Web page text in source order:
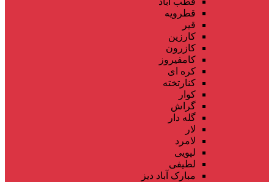
قطرویه
قیر
کارزین
کازرون
کامفیروز
کره ای
کنارتخته
کوار
گراش
گله دار
لار
لامرد
لپویی
لطیفی
مبارک آباد دیز